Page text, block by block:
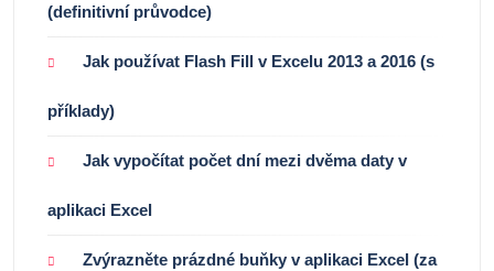
(definitivní průvodce)
Jak používat Flash Fill v Excelu 2013 a 2016 (s
příklady)
Jak vypočítat počet dní mezi dvěma daty v
aplikaci Excel
Zvýrazněte prázdné buňky v aplikaci Excel (za